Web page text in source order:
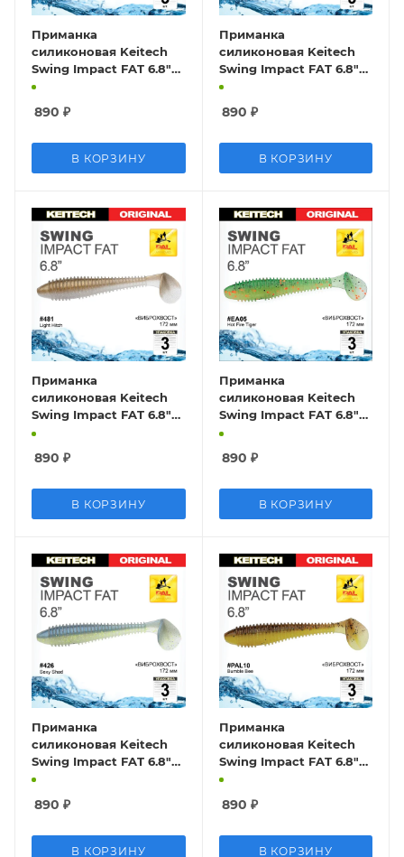
Приманка
силиконовая Keitech
Swing Impact FAT 6.8"
#EA21 Mystic June Bug
890 ₽
В КОРЗИНУ
Приманка
силиконовая Keitech
Swing Impact FAT 6.8"
#482 Ghost Rainbow
890 ₽
В КОРЗИНУ
Приманка
силиконовая Keitech
Swing Impact FAT 6.8"
#481 Light Hitch
890 ₽
В КОРЗИНУ
Приманка
силиконовая Keitech
Swing Impact FAT 6.8"
#EA05 Hot Fire Tiger
890 ₽
В КОРЗИНУ
Приманка
силиконовая Keitech
Swing Impact FAT 6.8"
#426 Sexy Shad
890 ₽
В КОРЗИНУ
Приманка
силиконовая Keitech
Swing Impact FAT 6.8"
#PAL10 Bumble Bee
890 ₽
В КОРЗИНУ